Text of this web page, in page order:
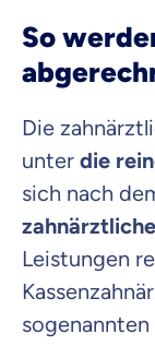
So
Die
unter die
sich nach
Leistungen